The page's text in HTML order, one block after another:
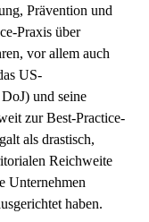
Prävention und
Praxis über
vor allem auch
US-
und seine
zur Best-Practice-
als drastisch,
Reichweite
Unternehmen
haben.